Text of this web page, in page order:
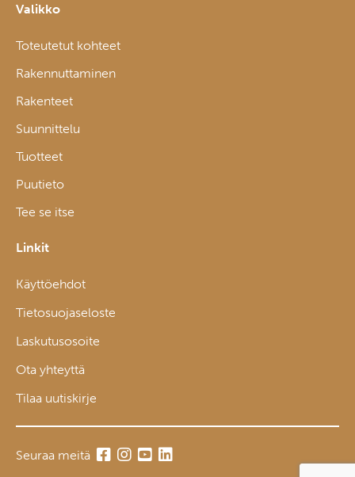
Valikko
Toteutetut kohteet
Rakennuttaminen
Rakenteet
Suunnittelu
Tuotteet
Puutieto
Tee se itse
Linkit
Käyttöehdot
Tietosuojaseloste
Laskutusosoite
Ota yhteyttä
Tilaa uutiskirje
Seuraa meitä